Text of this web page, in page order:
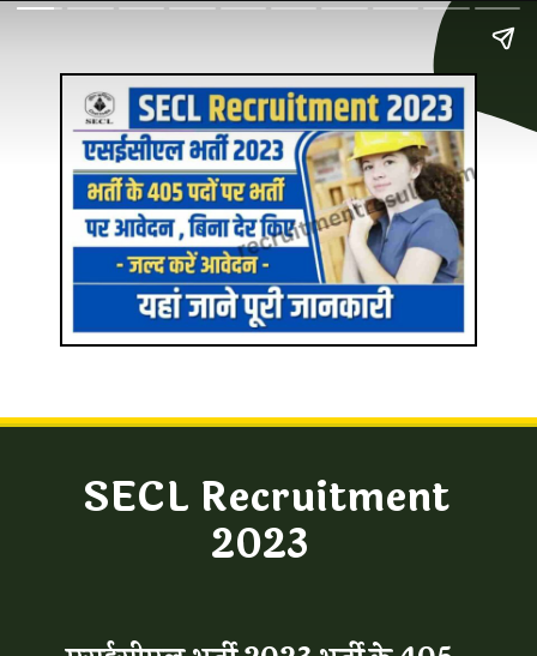
SECL Recruitment
2023